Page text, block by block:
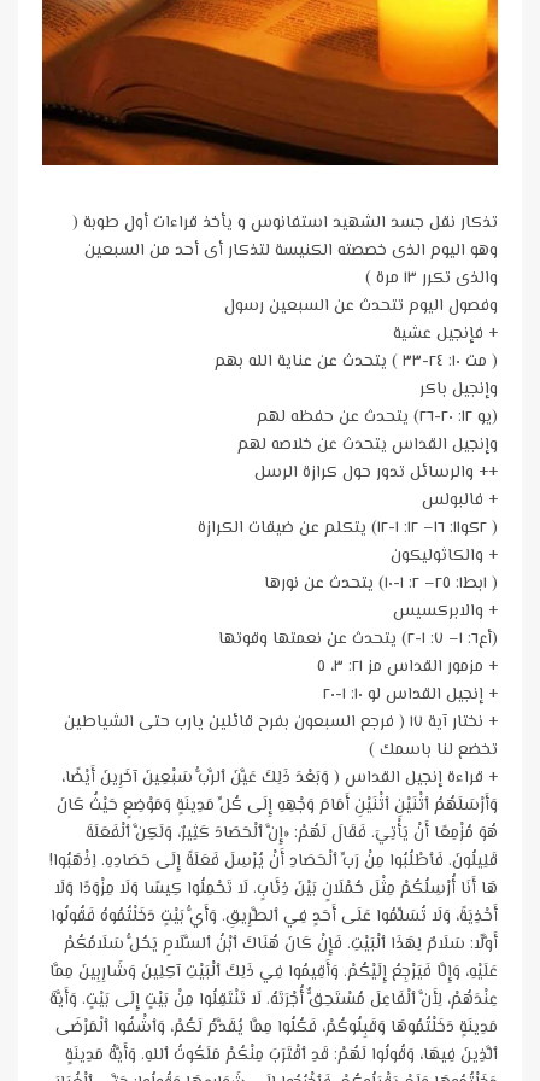
تذكار نقل جسد الشهيد استفانوس و يأخذ قراءات أول طوبة (
وهو اليوم الذى خصصته الكنيسة لتذكار أى أحد من السبعين
والذى تكرر ١٣ مرة )
وفصول اليوم تتحدث عن السبعين رسول
+ فإنجيل عشية
( مت ١٠: ٢٤-٣٣ ) يتحدث عن عناية الله بهم
وإنجيل باكر
(يو ١٢: ٢٠-٢٦) يتحدث عن حفظه لهم
وإنجيل القداس يتحدث عن خلاصه لهم
++ والرسائل تدور حول كرازة الرسل
+ فالبولس
( ٢كو١١: ١٦– ١٢: ١-١٢) يتكلم عن ضيقات الكرازة
+ والكاثوليكون
( ١بط١: ٢٥– ٢: ١-١٠) يتحدث عن نورها
+ والابركسيس
(أع٦: ١– ٧: ١-٢) يتحدث عن نعمتها وقوتها
+ مزمور القداس مز ٢١: ٣، ٥
+ إنجيل القداس لو ١٠: ١-٢٠
+ نختار آية ١٧ ( فرجع السبعون بفرح قائلين يارب حتى الشياطين
تخضع لنا باسمك )
+ قراءة إنجيل القداس ( وَبَعْدَ ذَلِكَ عَيَّنَ ٱلرَّبُّ سَبْعِينَ آخَرِينَ أَيْضًا،
وَأَرْسَلَهُمُ ٱثْنَيْنِ ٱثْنَيْنِ أَمَامَ وَجْهِهِ إِلَى كُلِّ مَدِينَةٍ وَمَوْضِعٍ حَيْثُ كَانَ
هُوَ مُزْمِعًا أَنْ يَأْتِيَ. فَقَالَ لَهُمْ: «إِنَّ ٱلْحَصَادَ كَثِيرٌ، وَلَكِنَّ ٱلْفَعَلَةَ
قَلِيلُونَ. فَٱطْلُبُوا مِنْ رَبِّ ٱلْحَصَادِ أَنْ يُرْسِلَ فَعَلَةً إِلَى حَصَادِهِ. اِذْهَبُوا!
هَا أَنَا أُرْسِلُكُمْ مِثْلَ حُمْلَانٍ بَيْنَ ذِئَابٍ. لَا تَحْمِلُوا كِيسًا وَلَا مِزْوَدًا وَلَا
أَحْذِيَةً، وَلَا تُسَلِّمُوا عَلَى أَحَدٍ فِي ٱلطَّرِيقِ. وَأَيُّ بَيْتٍ دَخَلْتُمُوهُ فَقُولُوا
أَوَّلًا: سَلَامٌ لِهَذَا ٱلْبَيْتِ. فَإِنْ كَانَ هُنَاكَ ٱبْنُ ٱلسَّلَامِ يَحُلُّ سَلَامُكُمْ
عَلَيْهِ، وَإِلَّا فَيَرْجِعُ إِلَيْكُمْ. وَأَقِيمُوا فِي ذَلِكَ ٱلْبَيْتِ آكِلِينَ وَشَارِبِينَ مِمَّا
عِنْدَهُمْ، لِأَنَّ ٱلْفَاعِلَ مُسْتَحِقٌّ أُجْرَتَهُ. لَا تَنْتَقِلُوا مِنْ بَيْتٍ إِلَى بَيْتٍ. وَأَيَّةَ
مَدِينَةٍ دَخَلْتُمُوهَا وَقَبِلُوكُمْ، فَكُلُوا مِمَّا يُقَدَّمُ لَكُمْ، وَٱشْفُوا ٱلْمَرْضَى
ٱلَّذِينَ فِيهَا، وَقُولُوا لَهُمْ: قَدِ ٱقْتَرَبَ مِنْكُمْ مَلَكُوتُ ٱللهِ. وَأَيَّةُ مَدِينَةٍ